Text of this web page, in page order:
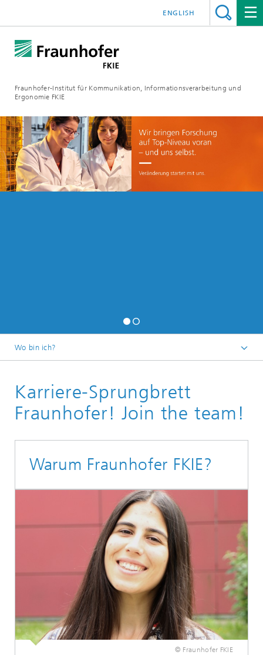
Fraunhofer-Institut für Kommunikation, Informationsverarbeitung und
Ergonomie FKIE
ENGLISH
Wo bin ich?
Karriere-Sprungbrett
Fraunhofer! Join the team!
Warum Fraunhofer FKIE?
© Fraunhofer FKIE